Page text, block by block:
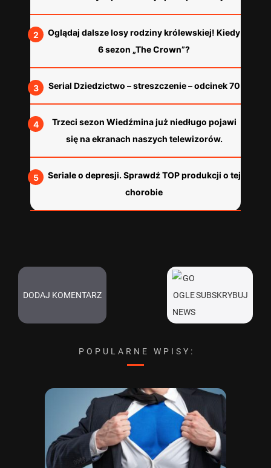
Oglądaj dalsze losy rodziny królewskiej! Kiedy
6 sezon „The Crown”?
Serial Dziedzictwo – streszczenie – odcinek 70
Trzeci sezon Wiedźmina już niedługo pojawi
się na ekranach naszych telewizorów.
Seriale o depresji. Sprawdź TOP produkcji o tej
chorobie
DODAJ KOMENTARZ SUBSKRYBUJ
POPULARNE WPISY: